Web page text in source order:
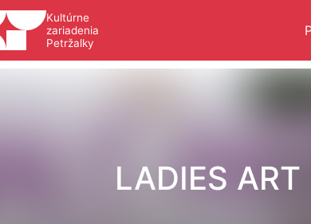
Kultúrne
zariadenia
Petržalky
LADIES